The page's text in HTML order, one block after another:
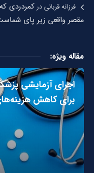
فرزانه قربانیدرکمردردی
مقصر واقعی زیر پای
مقاله ویژه:
اجرای آزمایشی
برای کاهش